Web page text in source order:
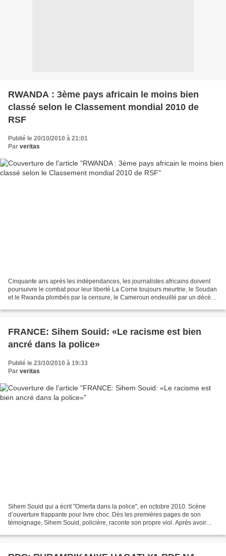
RWANDA : 3ème pays africain le moins bien
classé selon le Classement mondial 2010 de
RSF
Publié le 20/10/2010 à 21:01
Par veritas
Cinquante ans après les indépendances, les journalistes africains doivent
poursuivre le combat pour leur liberté La Corne toujours meurtrie, le Soudan
et le Rwanda plombés par la censure, le Cameroun endeuillé par un décès
FRANCE: Sihem Souid: «Le racisme est bien
ancré dans la police»
Publié le 23/10/2010 à 19:33
Par veritas
Sihem Souid qui a écrit "Omerta dans la police", en octobre 2010. Scène
d’ouverture frappante pour livre choc. Dès les premières pages de son
témoignage, Sihem Souid, policière, raconte son propre viol. Après avoir